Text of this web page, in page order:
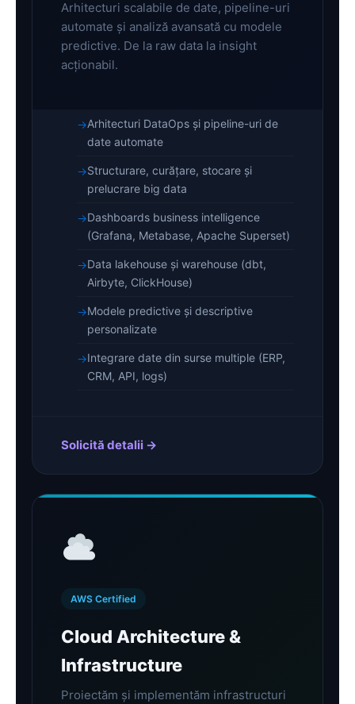
Arhitecturi scalabile de date, pipeline-uri
automate și analiză avansată cu modele
predictive. De la raw data la insight
acționabil.
Arhitecturi DataOps și pipeline-uri de
date automate
Structurare, curățare, stocare și
prelucrare big data
Dashboards business intelligence
(Grafana, Metabase, Apache Superset)
Data lakehouse și warehouse (dbt,
Airbyte, ClickHouse)
Modele predictive și descriptive
personalizate
Integrare date din surse multiple (ERP,
CRM, API, logs)
Solicită detalii →
AWS Certified
Cloud Architecture &
Infrastructure
Proiectăm și implementăm infrastructuri